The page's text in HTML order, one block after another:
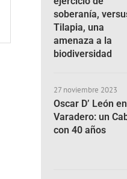
soberanía,
Tilapia, una
amenaza a la
biodiversidad
27 noviembre 2023
Oscar D’ León en
Varadero: un
con 40 años